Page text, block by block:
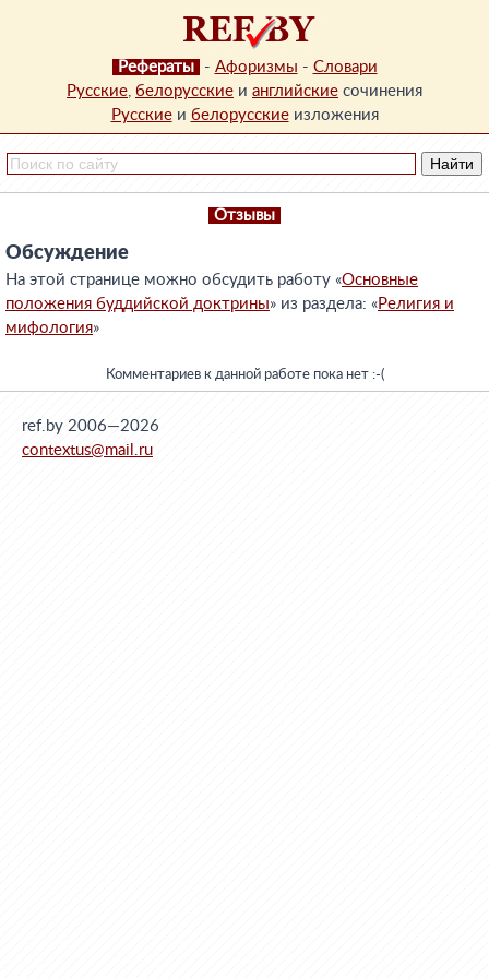
Рефераты - Афоризмы - Словари
Русские, белорусские и английские сочинения
Русскиеи белорусскиеизложения
Отзывы
Обсуждение
На этой странице можно обсудить работу «Основные
положения буддийской доктрины» из раздела: «Религия и
мифология»
Комментариев к данной работе пока нет :-(
ref.by 2006—2026
contextus@mail.ru